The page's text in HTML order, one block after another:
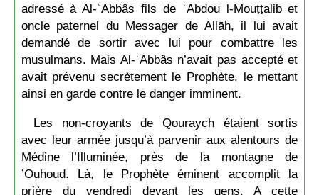
adressé à Al-ʿAbbâs fils de ʿAbdou l-Mouṭṭalib et
oncle paternel du Messager de Allāh, il lui avait
demandé de sortir avec lui pour combattre les
musulmans. Mais Al-ʿAbbâs n’avait pas accepté et
avait prévenu secrètement le Prophète, le mettant
ainsi en garde contre le danger imminent.
Les non-croyants de Qouraych étaient sortis
avec leur armée jusqu’à parvenir aux alentours de
Médine l’Illuminée, près de la montagne de
’Ouḥoud. Là, le Prophète éminent accomplit la
prière du vendredi devant les gens. A cette